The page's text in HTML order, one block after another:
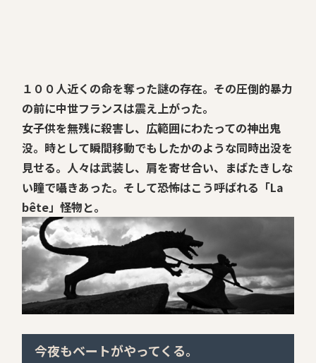
１００人近くの命を奪った謎の存在。その圧倒的暴力
の前に中世フランスは震え上がった。
女子供を無残に殺害し、広範囲にわたっての神出鬼
没。時として瞬間移動でもしたかのような同時出没を
見せる。人々は武装し、肩を寄せ合い、まばたきしな
い瞳で囁きあった。そして恐怖はこう呼ばれる「La
bête」――怪物と。
今夜もベートがやってくる。